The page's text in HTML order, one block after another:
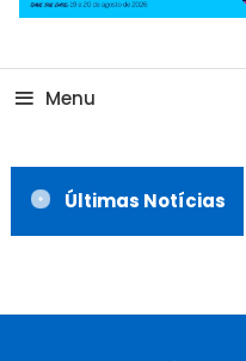
Menu
Últimas Notícias